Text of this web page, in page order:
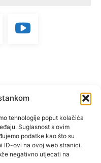
tehnologije poput kolačića
Suglasnost s ovim
podatke kao što su
ID-ovi na ovoj web stranici.
negativno utjecati na